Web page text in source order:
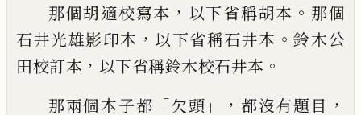
那個胡適校寫本 ， 以下省稱胡本 。 那個
石井光雄影印本 ， 以下省稱石井本 。鈴木公
田校訂本 ， 以下省稱鈴木校石井本 。
那兩個本子都 「欠頭 」， 都沒有題目 ，